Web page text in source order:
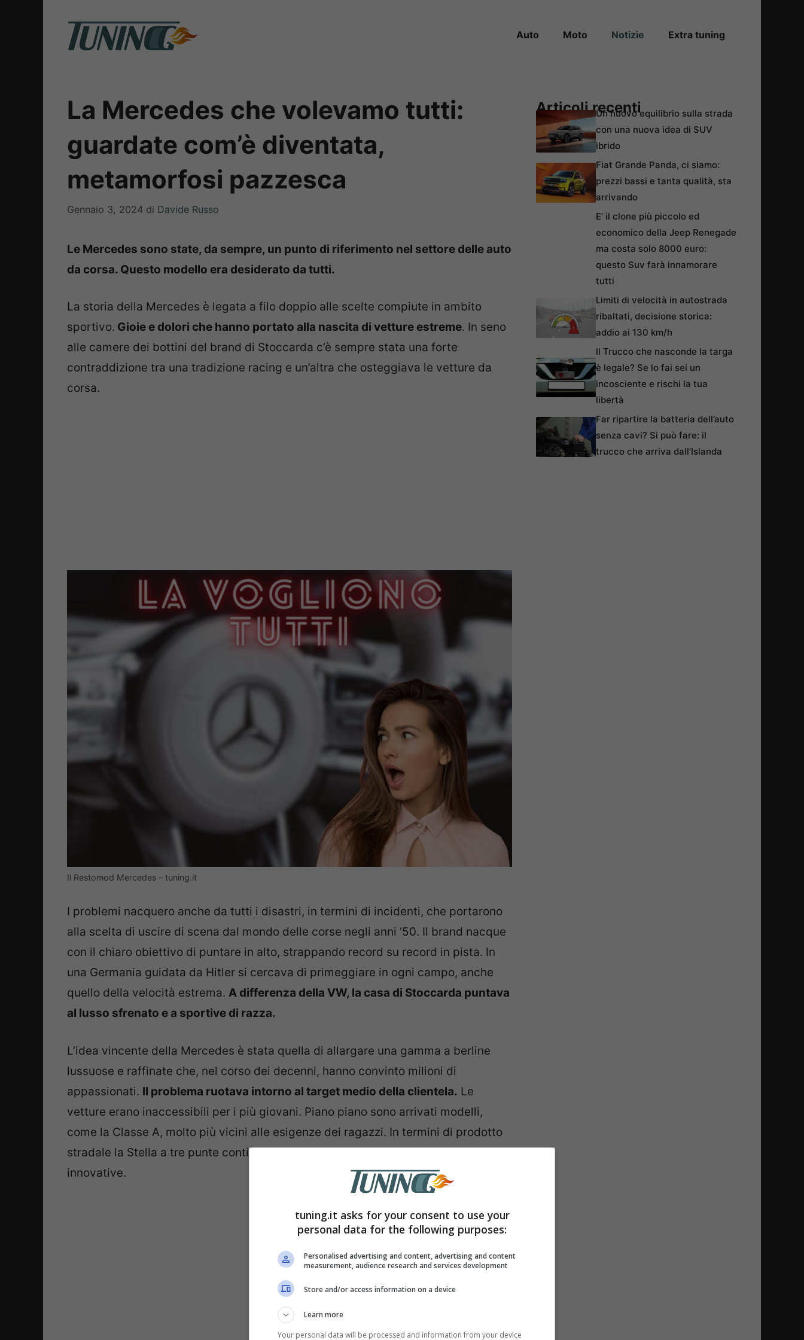
Auto Moto Notizie Extra tuning
La Mercedes che volevamo tutti:
guardate com’è diventata,
metamorfosi pazzesca
Gennaio 3, 2024 di Davide Russo
Le Mercedes sono state, da sempre, un punto di riferimento nel settore delle auto
da corsa. Questo modello era desiderato da tutti.
La storia della Mercedes è legata a filo doppio alle scelte compiute in ambito
sportivo. Gioie e dolori che hanno portato alla nascita di vetture estreme. In seno
alle camere dei bottini del brand di Stoccarda c’è sempre stata una forte
contraddizione tra una tradizione racing e un’altra che osteggiava le vetture da
corsa.
Il Restomod Mercedes – tuning.it
I problemi nacquero anche da tutti i disastri, in termini di incidenti, che portarono
alla scelta di uscire di scena dal mondo delle corse negli anni ‘50. Il brand nacque
con il chiaro obiettivo di puntare in alto, strappando record su record in pista. In
una Germania guidata da Hitler si cercava di primeggiare in ogni campo, anche
quello della velocità estrema. A differenza della VW, la casa di Stoccarda puntava
al lusso sfrenato e a sportive di razza.
L’idea vincente della Mercedes è stata quella di allargare una gamma a berline
lussuose e raffinate che, nel corso dei decenni, hanno convinto milioni di
appassionati. Il problema ruotava intorno al target medio della clientela. Le
vetture erano inaccessibili per i più giovani. Piano piano sono arrivati modelli,
come la Classe A, molto più vicini alle esigenze dei ragazzi. In termini di prodotto
stradale la Stella a tre punte continua ad essere un brand top in quanto a proposte
innovative.
Articoli recentiUn nuovo equilibrio sulla strada
con una nuova idea di SUV
ibrido
Fiat Grande Panda, ci siamo:
prezzi bassi e tanta qualità, sta
arrivando
E’ il clone più piccolo ed
economico della Jeep Renegade
ma costa solo 8000 euro:
questo Suv farà innamorare
tutti
Limiti di velocità in autostrada
ribaltati, decisione storica:
addio ai 130 km/h
Il Trucco che nasconde la targa
è legale? Se lo fai sei un
incosciente e rischi la tua
libertà
Far ripartire la batteria dell’auto
senza cavi? Si può fare: il
trucco che arriva dall’Islanda
tuning.it asks for your consent to use your
personal data for the following purposes:
Personalised advertising and content, advertising and content
measurement, audience research and services development
Store and/or access information on a device
Learn more
Your personal data will be processed and information from your device